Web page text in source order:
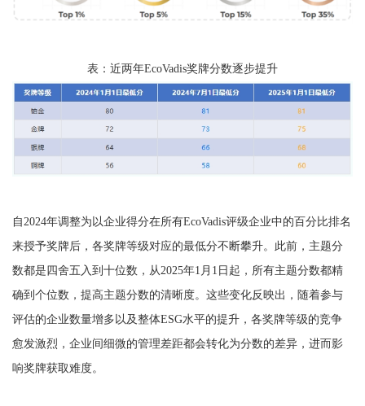
表：近两年EcoVadis奖牌分数逐步提升
自2024年调整为以企业得分在所有EcoVadis评级企业中的百分比排名
来授予奖牌后，各奖牌等级对应的最低分不断攀升。此前，主题分
数都是四舍五入到十位数，从2025年1月1日起，所有主题分数都精
确到个位数，提高主题分数的清晰度。这些变化反映出，随着参与
评估的企业数量增多以及整体ESG水平的提升，各奖牌等级的竞争
愈发激烈，企业间细微的管理差距都会转化为分数的差异，进而影
响奖牌获取难度。